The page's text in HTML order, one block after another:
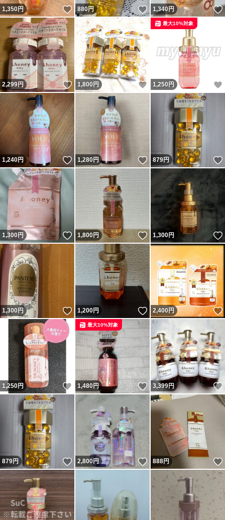
1,350円 いいね！
880円 いいね！
1,340円
2,299円 いいね！
1,800 円 いいね！
1,250 円
最大10%対象
1,240円 いいね！
1,280円 いいね！
879円
1,300円 いいね！
1,800円 いいね！
1,300円
1,300円 いいね！
1,200円 いいね！
2,400円
1,250円 いいね！
1,480円 いいね！
最大10%対象
3,399円
879円 いいね！
2,800円 いいね！
888円